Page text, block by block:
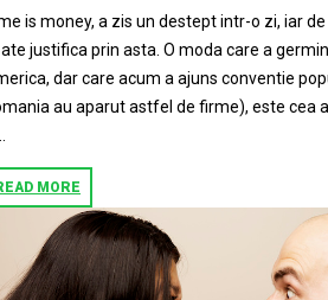
is money, a zis un destept intr-o zi, iar
justifica prin asta. O moda care a
dar care acum a ajuns conventie
au aparut astfel de firme), este cea
MORE